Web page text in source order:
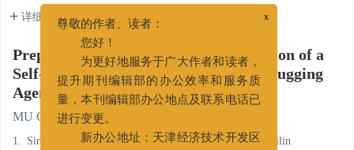
详细信息
Preparation and Performance Evaluation of a
Self-Degrading Bridging Temporary Plugging
Agent for Drilling Fluids
MU Guochen1,
1. Sinopec Northeast Oil and Gas Company, Changchun, Jilin
尊敬的作者、读者：
您好！
为更好地服务于广大作者和读者，
提升期刊编辑部的办公效率和服务质
量，本刊编辑部办公地点及联系电话已
进行变更。
新办公地址：天津经济技术开发区